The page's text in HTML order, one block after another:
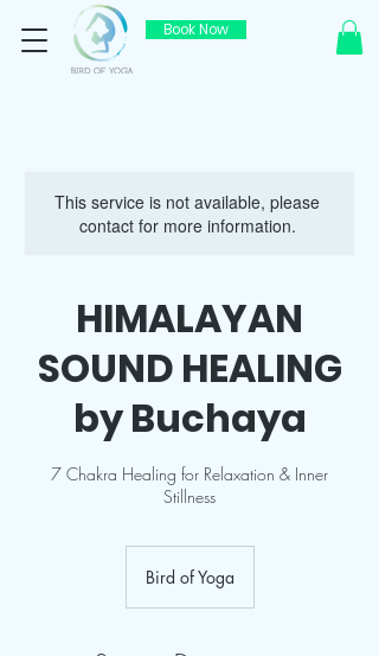
Book Now
This service is not available, please
contact for more information.
HIMALAYAN
SOUND HEALING
by Buchaya
7 Chakra Healing for Relaxation & Inner
Stillness
Bird of Yoga